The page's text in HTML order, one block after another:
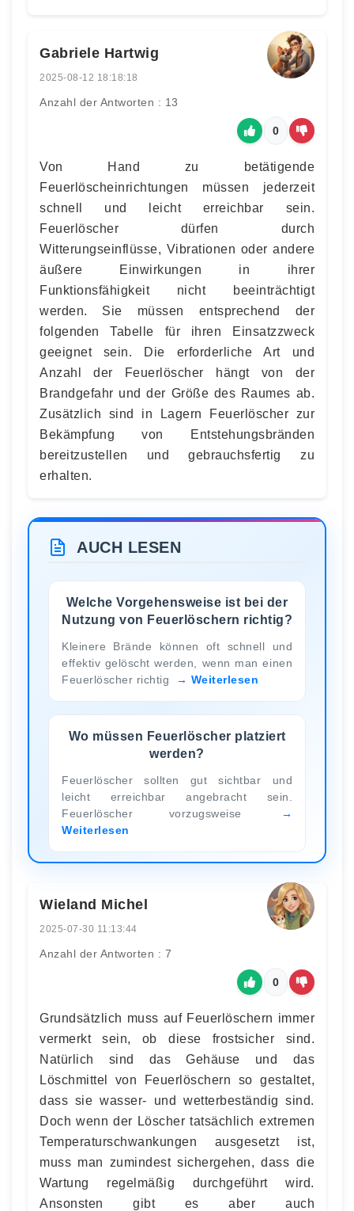
Gabriele Hartwig
2025-08-12 18:18:18
Anzahl der Antworten : 13
0
Von Hand zu betätigende
Feuerlöscheinrichtungen müssen jederzeit
schnell und leicht erreichbar sein.
Feuerlöscher dürfen durch
Witterungseinflüsse, Vibrationen oder andere
äußere Einwirkungen in ihrer
Funktionsfähigkeit nicht beeinträchtigt
werden. Sie müssen entsprechend der
folgenden Tabelle für ihren Einsatzzweck
geeignet sein. Die erforderliche Art und
Anzahl der Feuerlöscher hängt von der
Brandgefahr und der Größe des Raumes ab.
Zusätzlich sind in Lagern Feuerlöscher zur
Bekämpfung von Entstehungsbränden
bereitzustellen und gebrauchsfertig zu
erhalten.
AUCH LESEN
Welche Vorgehensweise ist bei der
Nutzung von Feuerlöschern richtig?
Kleinere Brände können oft schnell und
effektiv gelöscht werden, wenn man einen
Feuerlöscher richtig
Weiterlesen
Wo müssen Feuerlöscher platziert
werden?
Feuerlöscher sollten gut sichtbar und
leicht erreichbar angebracht sein.
Feuerlöscher vorzugsweise
Weiterlesen
Wieland Michel
2025-07-30 11:13:44
Anzahl der Antworten : 7
0
Grundsätzlich muss auf Feuerlöschern immer
vermerkt sein, ob diese frostsicher sind.
Natürlich sind das Gehäuse und das
Löschmittel von Feuerlöschern so gestaltet,
dass sie wasser- und wetterbeständig sind.
Doch wenn der Löscher tatsächlich extremen
Temperaturschwankungen ausgesetzt ist,
muss man zumindest sichergehen, dass die
Wartung regelmäßig durchgeführt wird.
Ansonsten gibt es aber auch